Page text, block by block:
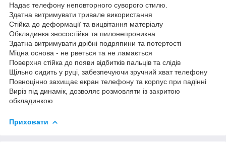
Надає телефону неповторного суворого стилю.
Здатна витримувати тривале використання
Стійка до деформації та вицвітання матеріалу
Обкладинка зносостійка та пилонепроникна
Здатна витримувати дрібні подряпини та потертості
Міцна основа - не рветься та не ламається
Поверхня стійка до появи відбитків пальців та слідів
Щільно сидить у руці, забезпечуючи зручний хват телефону
Повноцінно захищає екран телефону та корпус при падінні
Виріз під динамік, дозволяє розмовляти із закритою
обкладинкою
Приховати